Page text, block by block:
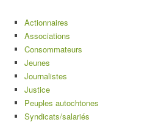
Actionnaires
Associations
Consommateurs
Jeunes
Journalistes
Justice
Peuples autochtones
Syndicats/salariés